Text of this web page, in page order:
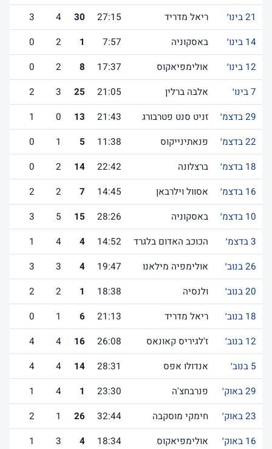
21 בינו׳
ריאל מדריד 27:15
30
4
3
14 בינו׳
באסקוניה 7:57
1
2
0
12 בינו׳
אולימפיאקוס 17:37
8
2
0
7 בינו׳
אלבה ברלין 21:05
25
3
2
29 בדצמ׳
זניט סנט פטרבורג 21:43
13
0
1
22 בדצמ׳
פנאתינייקוס 11:38
5
1
0
18 בדצמ׳
ברצלונה 22:42
14
2
0
16 בדצמ׳
אסוול וילרבאן 14:45
7
2
2
10 בדצמ׳
באסקוניה 28:26
15
5
3
3 בדצמ׳
הכוכב האדום בלגרד 14:52
4
4
1
26 בנוב׳
אולימפיה מילאנו 19:47
4
3
3
20 בנוב׳
ולנסיה 18:38
1
2
2
18 בנוב׳
ריאל מדריד 21:13
6
1
0
12 בנוב׳
ז'לגיריס קאונאס 26:08
16
4
4
5 בנוב׳
אנדולו אפס 28:31
14
4
4
29 באוק׳
פנרבחצ'ה 23:30
1
4
1
23 באוק׳
חימקי מוסקבה 32:44
26
1
2
16 באוק׳
אולימפיאקוס 18:34
4
3
1